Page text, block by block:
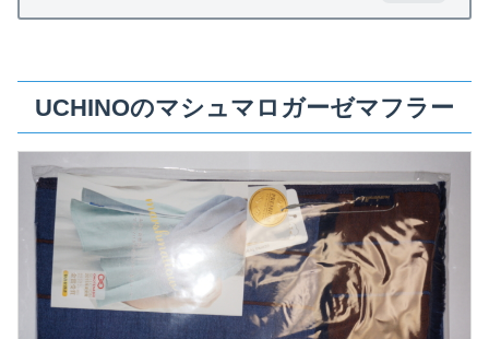
UCHINOのマシュマロガーゼマフラー